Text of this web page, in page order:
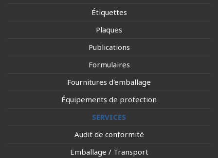
Étiquettes
Plaques
Publications
Formulaires
Fournitures d'emballage
Équipements de protection
SERVICES
Audit de conformité
Emballage / Transport